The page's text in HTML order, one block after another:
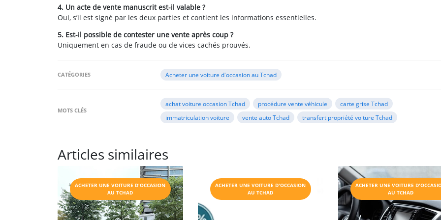
4. Un acte de vente manuscrit est-il valable ?
Oui, s’il est signé par les deux parties et contient les informations essentielles.
5. Est-il possible de contester une vente après coup ?
Uniquement en cas de fraude ou de vices cachés prouvés.
CATÉGORIES Acheter une voiture d'occasion au Tchad
MOTS CLÉS
achat voiture occasion Tchad procédure vente véhicule
carte grise Tchad
immatriculation voiture
vente auto Tchad transfert propriété voiture Tchad
Articles similaires
ACHETER UNE VOITURE D'OCCASION
AU TCHAD
ACHETER UNE VOITURE D'OCCASION
AU TCHAD
ACHETER UNE VOITURE
AU TCHAD